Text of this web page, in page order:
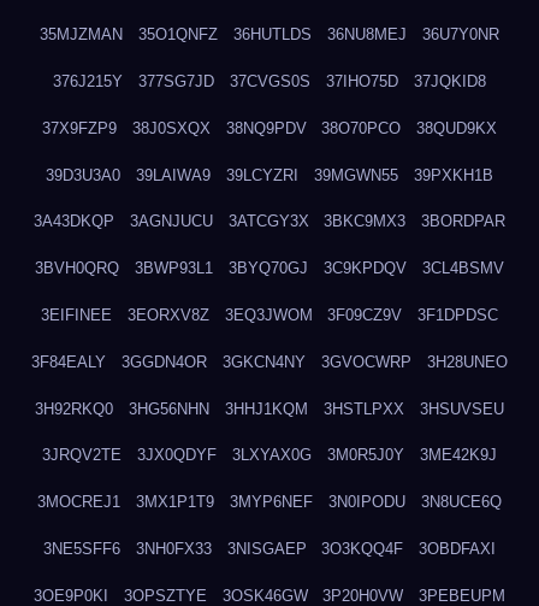
35MJZMAN 35O1QNFZ 36HUTLDS 36NU8MEJ 36U7Y0NR
376J215Y 377SG7JD 37CVGS0S 37IHO75D 37JQKID8
37X9FZP9 38J0SXQX 38NQ9PDV 38O70PCO 38QUD9KX
39D3U3A0 39LAIWA9 39LCYZRI 39MGWN55 39PXKH1B
3A43DKQP 3AGNJUCU 3ATCGY3X 3BKC9MX3 3BORDPAR
3BVH0QRQ 3BWP93L1 3BYQ70GJ 3C9KPDQV 3CL4BSMV
3EIFINEE 3EORXV8Z 3EQ3JWOM 3F09CZ9V 3F1DPDSC
3F84EALY 3GGDN4OR 3GKCN4NY 3GVOCWRP 3H28UNEO
3H92RKQ0 3HG56NHN 3HHJ1KQM 3HSTLPXX 3HSUVSEU
3JRQV2TE 3JX0QDYF 3LXYAX0G 3M0R5J0Y 3ME42K9J
3MOCREJ1 3MX1P1T9 3MYP6NEF 3N0IPODU 3N8UCE6Q
3NE5SFF6 3NH0FX33 3NISGAEP 3O3KQQ4F 3OBDFAXI
3OE9P0KI 3OPSZTYE 3OSK46GW 3P20H0VW 3PEBEUPM